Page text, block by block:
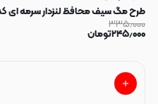
طرح مگ سیف محافظ لنزدار سرمه ای کد
۳۳۵٫۰۰۰
۲۴۵٫۰۰۰تومان